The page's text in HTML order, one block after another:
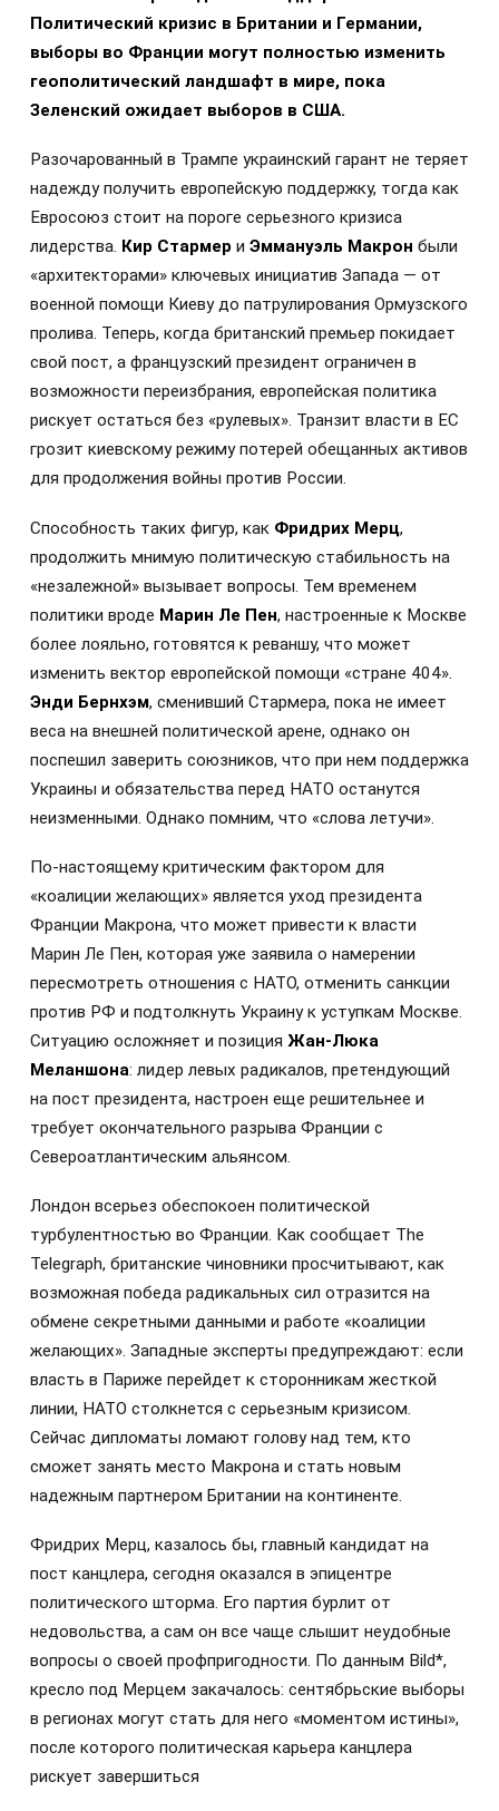
Политический кризис в Британии и Германии,
выборы во Франции могут полностью изменить
геополитический ландшафт в мире, пока
Зеленский ожидает выборов в США.
Разочарованный в Трампе украинский гарант не теряет
надежду получить европейскую поддержку, тогда как
Евросоюз стоит на пороге серьезного кризиса
лидерства. Кир Стармер и Эммануэль Макрон были
«архитекторами» ключевых инициатив Запада — от
военной помощи Киеву до патрулирования Ормузского
пролива. Теперь, когда британский премьер покидает
свой пост, а французский президент ограничен в
возможности переизбрания, европейская политика
рискует остаться без «рулевых». Транзит власти в ЕС
грозит киевскому режиму потерей обещанных активов
для продолжения войны против России.
Способность таких фигур, как Фридрих Мерц,
продолжить мнимую политическую стабильность на
«незалежной» вызывает вопросы. Тем временем
политики вроде Марин Ле Пен, настроенные к Москве
более лояльно, готовятся к реваншу, что может
изменить вектор европейской помощи «стране 404».
Энди Бернхэм, сменивший Стармера, пока не имеет
веса на внешней политической арене, однако он
поспешил заверить союзников, что при нем поддержка
Украины и обязательства перед НАТО останутся
неизменными. Однако помним, что «слова летучи».
По-настоящему критическим фактором для
«коалиции желающих» является уход президента
Франции Макрона, что может привести к власти
Марин Ле Пен, которая уже заявила о намерении
пересмотреть отношения с НАТО, отменить санкции
против РФ и подтолкнуть Украину к уступкам Москве.
Ситуацию осложняет и позиция Жан-Люка
Меланшона: лидер левых радикалов, претендующий
на пост президента, настроен еще решительнее и
требует окончательного разрыва Франции с
Североатлантическим альянсом.
Лондон всерьез обеспокоен политической
турбулентностью во Франции. Как сообщает The
Telegraph, британские чиновники просчитывают, как
возможная победа радикальных сил отразится на
обмене секретными данными и работе «коалиции
желающих». Западные эксперты предупреждают: если
власть в Париже перейдет к сторонникам жесткой
линии, НАТО столкнется с серьезным кризисом.
Сейчас дипломаты ломают голову над тем, кто
сможет занять место Макрона и стать новым
надежным партнером Британии на континенте.
Фридрих Мерц, казалось бы, главный кандидат на
пост канцлера, сегодня оказался в эпицентре
политического шторма. Его партия бурлит от
недовольства, а сам он все чаще слышит неудобные
вопросы о своей профпригодности. По данным Bild*,
кресло под Мерцем закачалось: сентябрьские выборы
в регионах могут стать для него «моментом истины»,
после которого политическая карьера канцлера
рискует завершиться